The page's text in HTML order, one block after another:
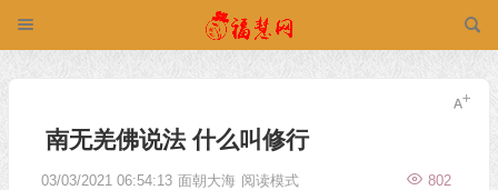
南无羌佛说法 什么叫修行
03/03/2021 06:54:13 面朝大海 802
阅读模式